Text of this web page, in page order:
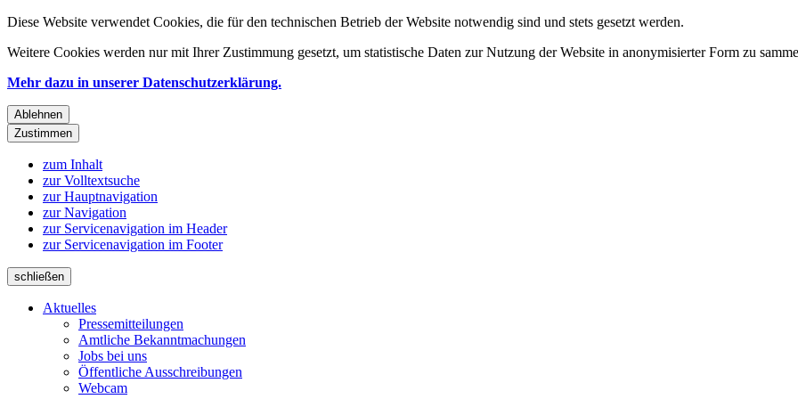
Diese Website verwendet Cookies, die für den technischen Betrieb der Website notwendig sind und stets gesetzt werden.
Weitere Cookies werden nur mit Ihrer Zustimmung gesetzt, um statistische Daten zur Nutzung der Website in anonymisierter Form zu
Mehr dazu in unserer Datenschutzerklärung.
Ablehnen
Zustimmen
zum Inhalt
zur Volltextsuche
zur Hauptnavigation
zur Navigation
zur Servicenavigation im Header
zur Servicenavigation im Footer
schließen
Aktuelles
Pressemitteilungen
Amtliche Bekanntmachungen
Jobs bei uns
Öffentliche Ausschreibungen
Webcam